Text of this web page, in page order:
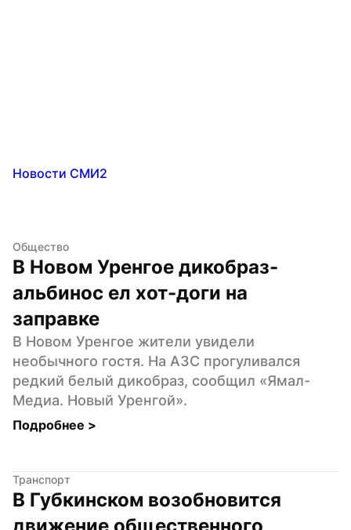
Новости СМИ2
Общество
В Новом Уренгое дикобраз-
альбинос ел хот-доги на
заправке
В Новом Уренгое жители увидели
необычного гостя. На АЗС прогуливался
редкий белый дикобраз, сообщил «Ямал-
Медиа. Новый Уренгой».
Подробнее >
Транспорт
В Губкинском возобновится